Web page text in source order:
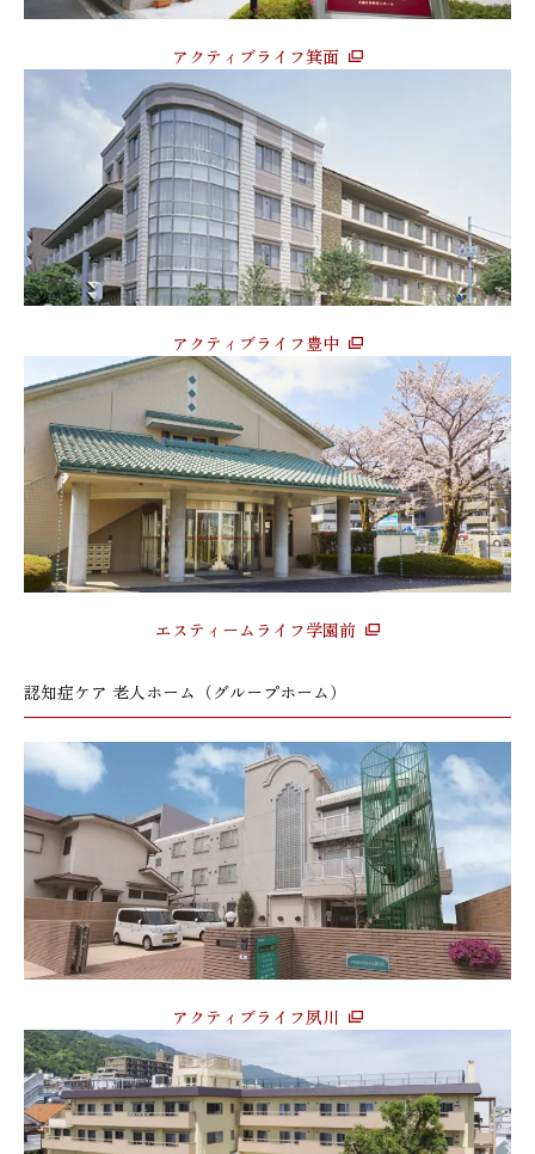
アクティブライフ箕面
アクティブライフ豊中
エスティームライフ学園前
認知症ケア 老人ホーム（グループホーム）
アクティブライフ夙川